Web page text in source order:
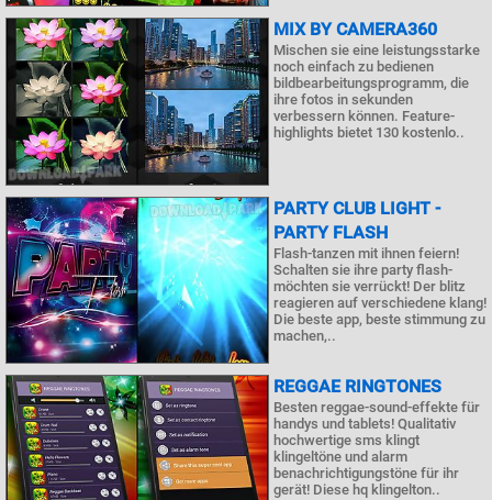
MIX BY CAMERA360
Mischen sie eine leistungsstarke
noch einfach zu bedienen
bildbearbeitungsprogramm, die
ihre fotos in sekunden
verbessern können. Feature-
highlights bietet 130 kostenlo..
PARTY CLUB LIGHT -
PARTY FLASH
Flash-tanzen mit ihnen feiern!
Schalten sie ihre party flash-
möchten sie verrückt! Der blitz
reagieren auf verschiedene klang!
Die beste app, beste stimmung zu
machen,..
REGGAE RINGTONES
Besten reggae-sound-effekte für
handys und tablets! Qualitativ
hochwertige sms klingt
klingeltöne und alarm
benachrichtigungstöne für ihr
gerät! Diese hq klingelton..